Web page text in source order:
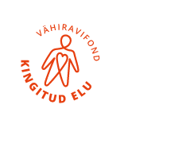
Tee annetus